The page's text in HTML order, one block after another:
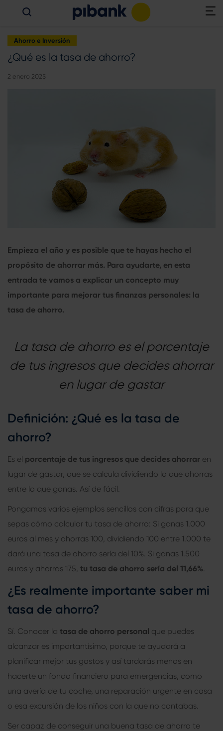
Ahorro e Inversión
¿Qué es la tasa de ahorro?
2 enero 2025
Empieza el año y es posible que te hayas hecho el
propósito de ahorrar más. Para ayudarte, en esta
entrada te vamos a explicar un concepto muy
importante para mejorar tus finanzas personales: la
tasa de ahorro.
La tasa de ahorro es el porcentaje
de tus ingresos que decides ahorrar
en lugar de gastar
Definición: ¿Qué es la tasa de
ahorro?
Es el porcentaje de tus ingresos que decides ahorrar en
lugar de gastar, que se calcula dividiendo lo que ahorras
entre lo que ganas. Así de fácil.
Pongamos varios ejemplos sencillos con cifras para que
sepas cómo calcular tu tasa de ahorro: Si ganas 1.000
euros al mes y ahorras 100, dividiendo 100 entre 1.000 te
dará una tasa de ahorro sería del 10%. Si ganas 1.500
euros y ahorras 175, tu tasa de ahorro sería del 11,66%
¿Es realmente importante saber mi
tasa de ahorro?
Sí. Conocer la tasa de ahorro personal que puedes
alcanzar es importantísimo, porque te ayudará a
planificar mejor tus gastos y así tardarás menos en
hacerte un fondo financiero para emergencias, como
una avería de tu coche, una reparación urgente en casa
o esa excursión de los niños con la que no contabas.
Ser capaz de conseguir una buena tasa de ahorro te